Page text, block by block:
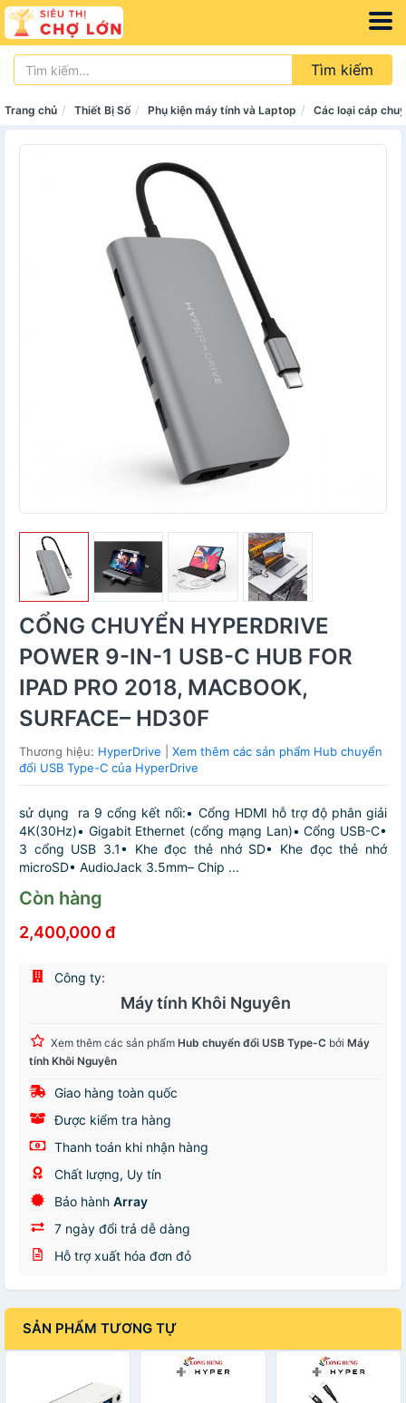
Tìm kiếm
Trang chủ Thiết Bị Số Phụ kiện máy tính và Laptop Các loại cáp
CỔNG CHUYỂN HYPERDRIVE
POWER 9-IN-1 USB-C HUB FOR
IPAD PRO 2018, MACBOOK,
SURFACE– HD30F
Thương hiệu: HyperDrive
Xem thêm các sản phẩm Hub chuyển
đổi USB Type-C của HyperDrive
sử dụng ra 9 cổng kết nối:• Cổng HDMI hỗ trợ độ phân giải
4K(30Hz)• Gigabit Ethernet (cổng mạng Lan)• Cổng USB-C•
3 cổng USB 3.1• Khe đọc thẻ nhớ SD• Khe đọc thẻ nhớ
microSD• AudioJack 3.5mm– Chip ...
Còn hàng
2,400,000 đ
Công ty:
Máy tính Khôi Nguyên
Xem thêm các sản phẩm Hub chuyển đổi USB Type-C bởi Máy
tính Khôi Nguyên
Giao hàng toàn quốc
Được kiểm tra hàng
Thanh toán khi nhận hàng
Chất lượng, Uy tín
Bảo hành Array
7 ngày đổi trả dễ dàng
Hỗ trợ xuất hóa đơn đỏ
SẢN PHẨM TƯƠNG TỰ